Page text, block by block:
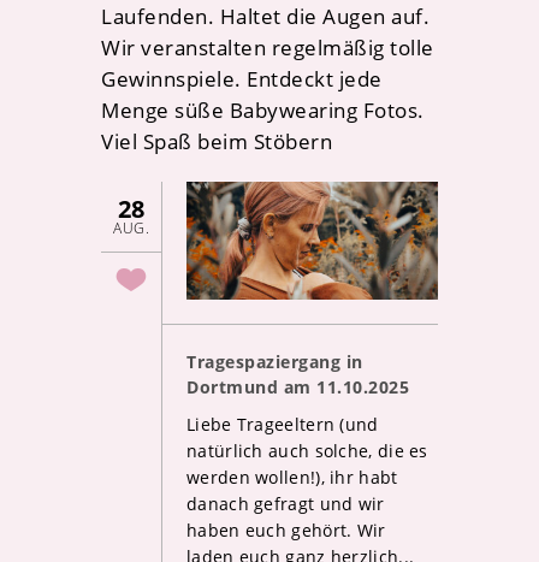
Laufenden. Haltet die Augen auf.
Wir veranstalten regelmäßig tolle
Gewinnspiele. Entdeckt jede
Menge süße Babywearing Fotos.
Viel Spaß beim Stöbern
28
AUG.
Tragespaziergang in
Dortmund am 11.10.2025
Liebe Trageeltern (und
natürlich auch solche, die es
werden wollen!), ihr habt
danach gefragt und wir
haben euch gehört. Wir
laden euch ganz herzlich...